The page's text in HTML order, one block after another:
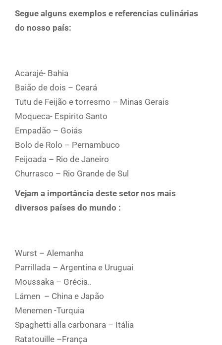
Segue alguns exemplos e referencias culinárias
do nosso país:
Acarajé- Bahia
Baião de dois – Ceará
Tutu de Feijão e torresmo – Minas Gerais
Moqueca- Espirito Santo
Empadão – Goiás
Bolo de Rolo – Pernambuco
Feijoada – Rio de Janeiro
Churrasco – Rio Grande de Sul
Vejam a importância deste setor nos mais
diversos países do mundo :
Wurst – Alemanha
Parrillada – Argentina e Uruguai
Moussaka – Grécia..
Lámen – China e Japão
Menemen -Turquia
Spaghetti alla carbonara – Itália
Ratatouille –França